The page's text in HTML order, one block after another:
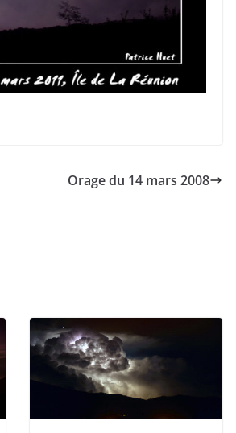
Orage du 14 mars 2008